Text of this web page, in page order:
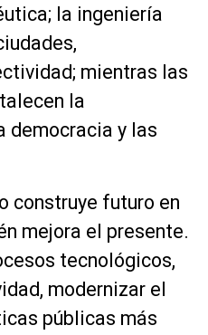
la ingeniería
mientras las
la
democracia y las
construye futuro en
mejora el presente.
tecnológicos,
modernizar el
públicas más